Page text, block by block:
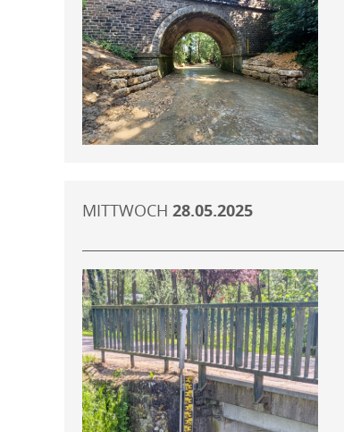
MITTWOCH 28.05.2025